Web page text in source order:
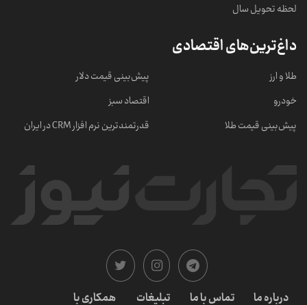
لحظه تحویل سال
داغ‌ترین‌های اقتصادی
طلا و ارز
خودرو
پیش‌بینی قیمت طلا
پیش‌بینی قیمت دلار
اقتصاد سبز
قدرتمندترین نرم‌ افزار CRM در ایران
درباره ما تماس با ما تبلیغات همکاری با